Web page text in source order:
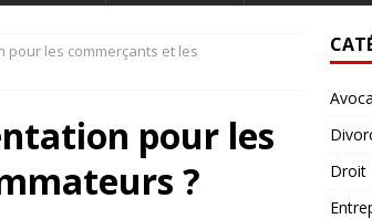
pour les commerçants et les
pour les
?
Droit